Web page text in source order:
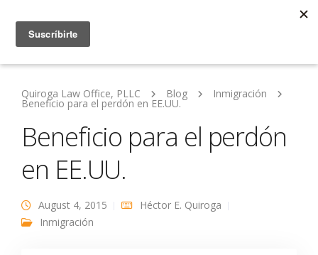
Quiroga Law Office, PLLC Blog Inmigración
Beneficio para el perdón en EE.UU.
Beneficio para el perdón
en EE.UU.
August 4, 2015
Héctor E. Quiroga
Inmigración